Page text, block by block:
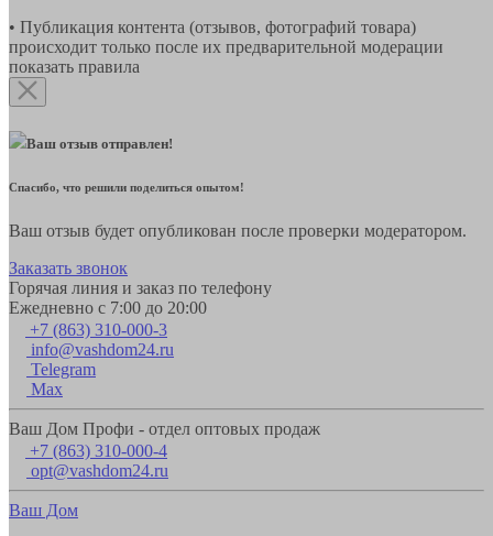
• Публикация контента (отзывов, фотографий товара)
происходит только после их предварительной модерации
показать правила
Ваш отзыв отправлен!
Спасибо, что решили поделиться опытом!
Ваш отзыв будет опубликован после проверки модератором.
Заказать звонок
Горячая линия и заказ по телефону
Ежедневно с 7:00 до 20:00
+7 (863) 310-000-3
info@vashdom24.ru
Telegram
Max
Ваш Дом Профи - отдел оптовых продаж
+7 (863) 310-000-4
opt@vashdom24.ru
Ваш Дом